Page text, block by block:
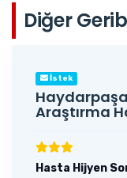
Diğer
İstek
Araştırma
Hasta Hijyen